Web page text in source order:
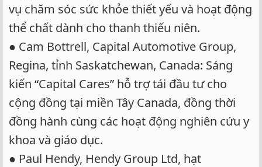
vụ chăm sóc sức khỏe thiết yếu và hoạt động
thể chất dành cho thanh thiếu niên.
● Cam Bottrell, Capital Automotive Group,
Regina, tỉnh Saskatchewan, Canada: Sáng
kiến “Capital Cares” hỗ trợ tái đầu tư cho
cộng đồng tại miền Tây Canada, đồng thời
đồng hành cùng các hoạt động nghiên cứu y
khoa và giáo dục.
● Paul Hendy, Hendy Group Ltd, hạt